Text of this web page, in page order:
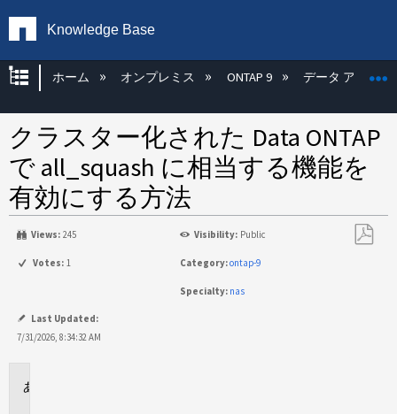
Knowledge Base
グローバル階層を展開/折りたたむ
ホーム オンプレミス ONTAP 9 データ アクセス
クラスター化された Data ONTAP
で all_squash に相当する機能を
有効にする方法
Views: 245 Visibility: Public
Votes: 1 Category:ontap-9
Specialty: nas
Last Updated:
7/31/2026, 8:34:32 AM